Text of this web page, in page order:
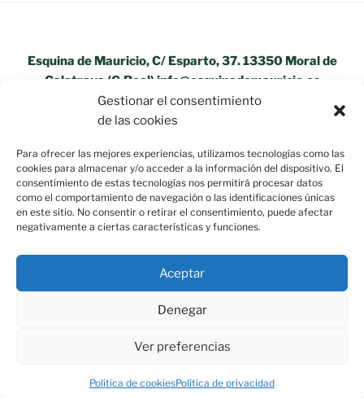
Gestionar el consentimiento
de las cookies
Para ofrecer las mejores experiencias, utilizamos tecnologías como las
cookies para almacenar y/o acceder a la información del dispositivo. El
consentimiento de estas tecnologías nos permitirá procesar datos
como el comportamiento de navegación o las identificaciones únicas
en este sitio. No consentir o retirar el consentimiento, puede afectar
negativamente a ciertas características y funciones.
Aceptar
Denegar
Ver preferencias
Política de cookiesPolítica de privacidad
Esquina de Mauricio, C/ Esparto, 37. 13350 Moral de
Calatrava (C.Real) info@esquinademauricio.es
«Aviso Legal»